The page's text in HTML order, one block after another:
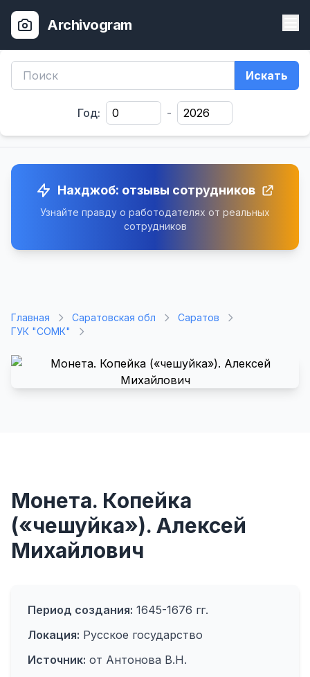
Archivogram
Искать
Год: -
Нахджоб: отзывы сотрудников
Узнайте правду о работодателях от реальных
сотрудников
Главная Саратовская обл
Саратов
ГУК "СОМК"
Монета. Копейка
(«чешуйка»). Алексей
Михайлович
Период создания: 1645-1676 гг.
Локация: Русское государство
Источник: от Антонова В.Н.